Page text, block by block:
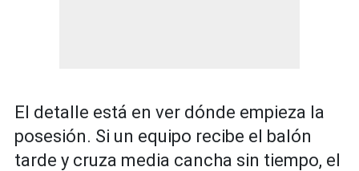
El detalle está en ver dónde empieza la
posesión. Si un equipo recibe el balón
tarde y cruza media cancha sin tiempo, el